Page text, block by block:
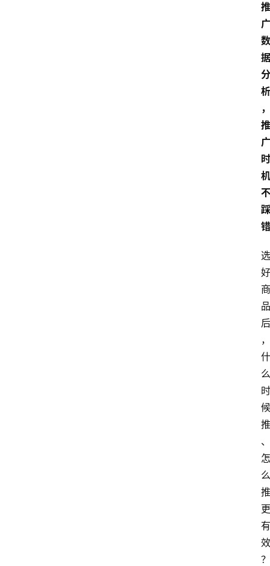
推
广
数
据
分
析
，
推
广
时
机
不
踩
错
选
好
商
品
后
，
什
么
时
候
推
、
怎
么
推
更
有
效
？